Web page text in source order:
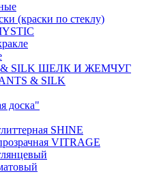
(краски по стеклу)
& SILK ШЕЛК И ЖЕМЧУГ
& SILK
доска"
SHINE
VITRAGE